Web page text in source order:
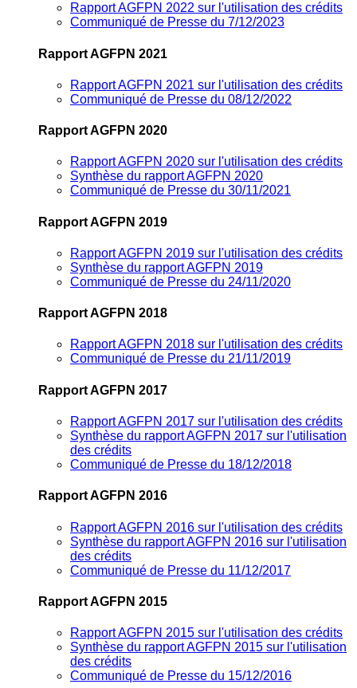
Rapport AGFPN 2022 sur l'utilisation des crédits
Communiqué de Presse du 7/12/2023
Rapport AGFPN 2021
Rapport AGFPN 2021 sur l'utilisation des crédits
Communiqué de Presse du 08/12/2022
Rapport AGFPN 2020
Rapport AGFPN 2020 sur l'utilisation des crédits
Synthèse du rapport AGFPN 2020
Communiqué de Presse du 30/11/2021
Rapport AGFPN 2019
Rapport AGFPN 2019 sur l'utilisation des crédits
Synthèse du rapport AGFPN 2019
Communiqué de Presse du 24/11/2020
Rapport AGFPN 2018
Rapport AGFPN 2018 sur l'utilisation des crédits
Communiqué de Presse du 21/11/2019
Rapport AGFPN 2017
Rapport AGFPN 2017 sur l'utilisation des crédits
Synthèse du rapport AGFPN 2017 sur l'utilisation
des crédits
Communiqué de Presse du 18/12/2018
Rapport AGFPN 2016
Rapport AGFPN 2016 sur l'utilisation des crédits
Synthèse du rapport AGFPN 2016 sur l'utilisation
des crédits
Communiqué de Presse du 11/12/2017
Rapport AGFPN 2015
Rapport AGFPN 2015 sur l'utilisation des crédits
Synthèse du rapport AGFPN 2015 sur l'utilisation
des crédits
Communiqué de Presse du 15/12/2016